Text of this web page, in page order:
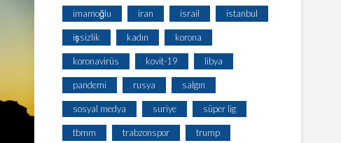
imamoğlu iran israil istanbul
işsizlik kadın korona
koronavirüs kovit-19 libya
pandemi rusya salgın
sosyal medya suriye süper lig
tbmm trabzonspor trump